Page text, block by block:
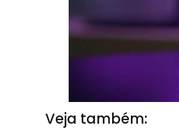
Veja também: